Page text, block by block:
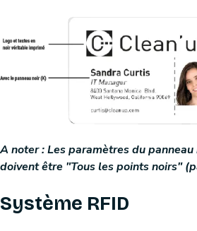
A noter : Les paramètres du
doivent être "Tous les points noirs"
Système RFID